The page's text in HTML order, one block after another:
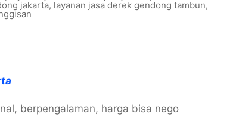
jakarta, layanan jasa derek gendong tambun,
berpengalaman, harga bisa nego